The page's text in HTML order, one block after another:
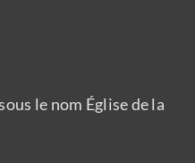
le nom Église de la